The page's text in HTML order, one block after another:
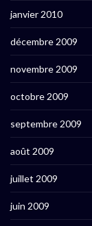
janvier 2010
décembre 2009
novembre 2009
octobre 2009
septembre 2009
août 2009
juillet 2009
juin 2009